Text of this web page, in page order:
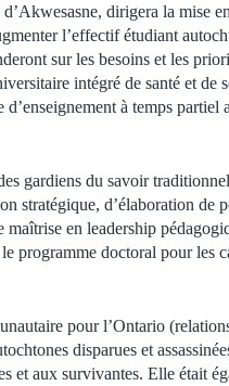
dirigera la mise
l’effectif étudiant
sur les besoins et les
intégré de santé et de
à temps partiel
gardiens du savoir
stratégique, d’élaboration de
maîtrise en leadership
programme doctoral pour les
pour l’Ontario
disparues et
et aux survivantes. Elle était